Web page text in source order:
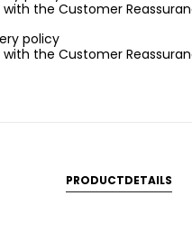
the Customer
policy
the Customer
PRODUCTDETAILS